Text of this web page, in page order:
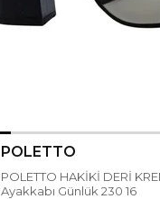
POLETTO
POLETTO HAKİKİ DERİ KREM-SIYAH
Ayakkabı Günlük 230 16